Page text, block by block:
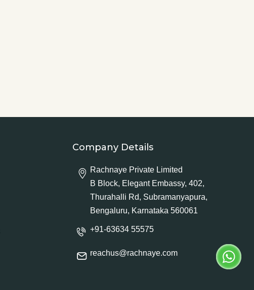
Company Details
Rachnaye Private Limited
B Block, Elegant Embassy, 402,
Thurahalli Rd, Subramanyapura,
Bengaluru, Karnataka 560061
+91-63634 55575
reachus@rachnaye.com